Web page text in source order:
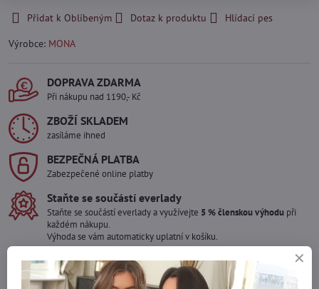
Přidat k Oblíbeným Dotaz k produktu
Hlídací pes
Výrobce: MONA
DOPRAVA ZDARMA
Při nákupu nad 1190,- Kč
ZBOŽÍ SKLADEM
zasíláme ihned
BEZPEČNÁ PLATBA
Zabezpečené online platby
Staňte se součástí everlady
Staňte se součástí everlady a využívejte 5 % členskou výhodu při
každém nákupu.
Výhoda se vám automaticky uplatní v košíku.
Máte zájem o více kusů ?